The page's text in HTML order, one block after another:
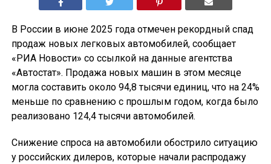
В России в июне 2025 года отмечен рекордный спад
продаж новых легковых автомобилей, сообщает
«РИА Новости» со ссылкой на данные агентства
«Автостат». Продажа новых машин в этом месяце
могла составить около 94,8 тысячи единиц, что на 24%
меньше по сравнению с прошлым годом, когда было
реализовано 124,4 тысячи автомобилей.
Снижение спроса на автомобили обострило ситуацию
у российских дилеров, которые начали распродажу